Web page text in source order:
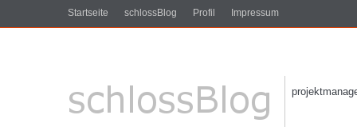
Startseite schlossBlog Profil Impressum